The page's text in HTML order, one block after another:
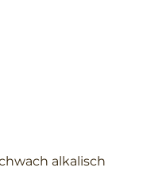
alkalisch